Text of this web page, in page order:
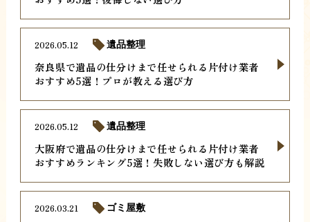
奈良県で遺品の仕分けまで任せられる片付け業者
おすすめ5選！プロが教える選び方
2026.05.12 遺品整理
大阪府で遺品の仕分けまで任せられる片付け業者
おすすめランキング5選！失敗しない選び方も解説
2026.05.12 遺品整理
2026.03.21 ゴミ屋敷